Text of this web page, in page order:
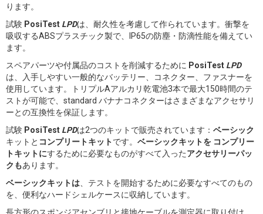
ります。
試験 PosiTest LPDは、耐久性を考慮して作られています。衝撃を
吸収するABSプラスチック製で、IP65の防塵・防滴性能を備えてい
ます。
スペアパーツや付属品のコストを削減するために PosiTest LPD
は、入手しやすい一般的なバッテリー、コネクター、ファスナーを
使用しています。トリプルAアルカリ乾電池3本で最大150時間のテ
ストが可能で、standard バナナコネクターはさまざまなアクセサリ
ーとの互換性を保証します。
試験 PosiTest LPDは2つのキットで販売されています： ベーシック
キットと コンプリートキットです。 ベーシックキットを コンプリー
トキットにするために必要なものがすべて入ったアクセサリーパッ
クもあります。
ベーシックキットは 、テストを開始するために必要なすべてのもの
を、便利なハードシェルケースに収納しています。
長方形のスポンジアセンブリと接地ケーブルを測定器に取り付け、